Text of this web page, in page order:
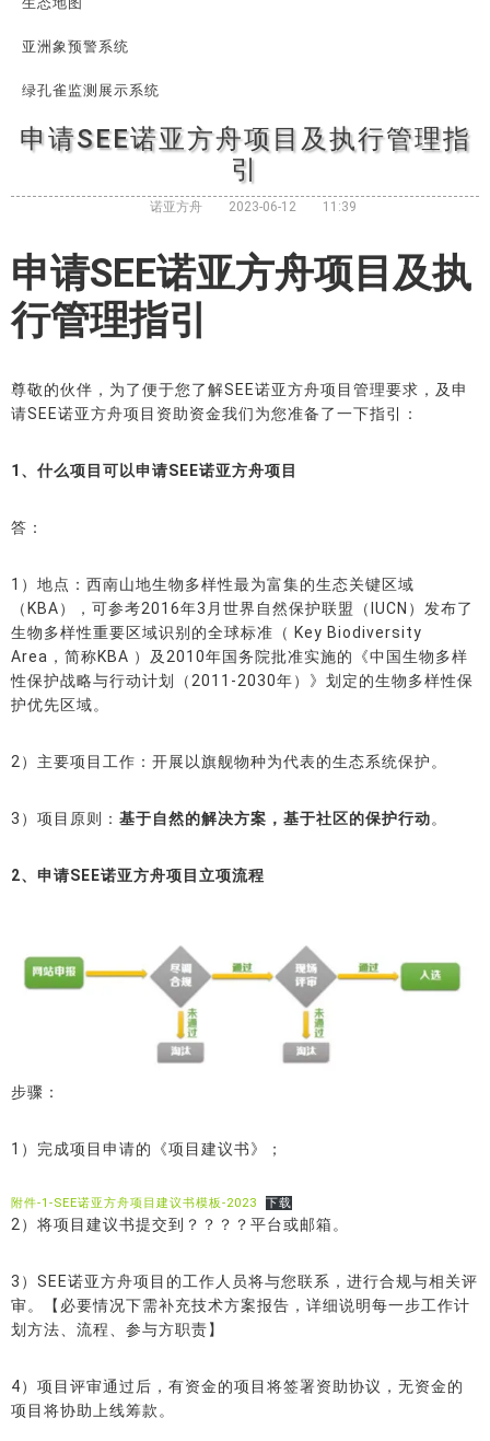
亚洲象预警系统
绿孔雀监测展示系统
申请SEE诺亚方舟项目及执行管理指
引
诺亚方舟 2023-06-12 11:39
申请SEE诺亚方舟项目及执
行管理指引
尊敬的伙伴，为了便于您了解SEE诺亚方舟项目管理要求，及申
请SEE诺亚方舟项目资助资金我们为您准备了一下指引：
1、什么项目可以申请SEE诺亚方舟项目
答：
1）地点：西南山地生物多样性最为富集的生态关键区域
（KBA），可参考2016年3月世界自然保护联盟（IUCN）发布了
生物多样性重要区域识别的全球标准（ Key Biodiversity
Area，简称KBA ）及2010年国务院批准实施的《中国生物多样
性保护战略与行动计划（2011-2030年）》划定的生物多样性保
护优先区域。
2）主要项目工作：开展以旗舰物种为代表的生态系统保护。
3）项目原则： 基于自然的解决方案，基于社区的保护行动。
2、申请SEE诺亚方舟项目立项流程
步骤：
1）完成项目申请的《项目建议书》；
附件-1-SEE诺亚方舟项目建议书模板-2023 下载
2）将项目建议书提交到？？？？平台或邮箱。
3）SEE诺亚方舟项目的工作人员将与您联系，进行合规与相关评
审。【必要情况下需补充技术方案报告，详细说明每一步工作计
划方法、流程、参与方职责】
4）项目评审通过后，有资金的项目将签署资助协议，无资金的
项目将协助上线筹款。